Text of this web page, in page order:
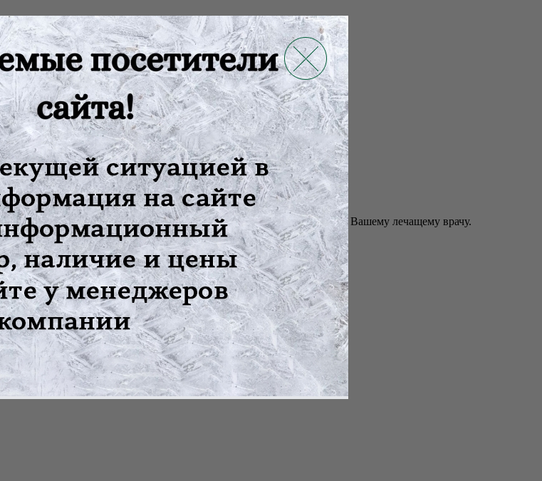
врачом
лечащему врачу.
или другие неприятные ощущения, снимите его и обратитесь к Вашему лечащему врачу.
моющего средства для деликатных тканей
света